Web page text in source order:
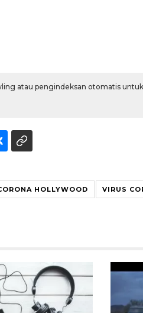
atau pengindeksan otomatis
HOLLYWOOD VIRUS
160 ribu
jaringan gas